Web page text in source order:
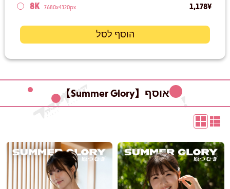
8K 7680x4320px ‏1,178 ‏¥
הוסף לסל
【Summer Glory】אוסף